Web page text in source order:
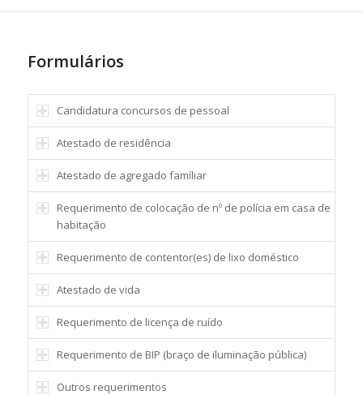
Formulários
Candidatura concursos de pessoal
Atestado de residência
Atestado de agregado famíliar
Requerimento de colocação de nº de polícia em casa de
habitação
Requerimento de contentor(es) de lixo doméstico
Atestado de vida
Requerimento de licença de ruído
Requerimento de BIP (braço de iluminação pública)
Outros requerimentos